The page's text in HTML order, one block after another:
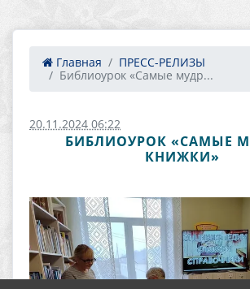
Главная
ПРЕСС-РЕЛИЗЫ
Библиоурок «Самые мудр...
20.11.2024 06:22
БИБЛИОУРОК «САМЫЕ
КНИЖКИ»